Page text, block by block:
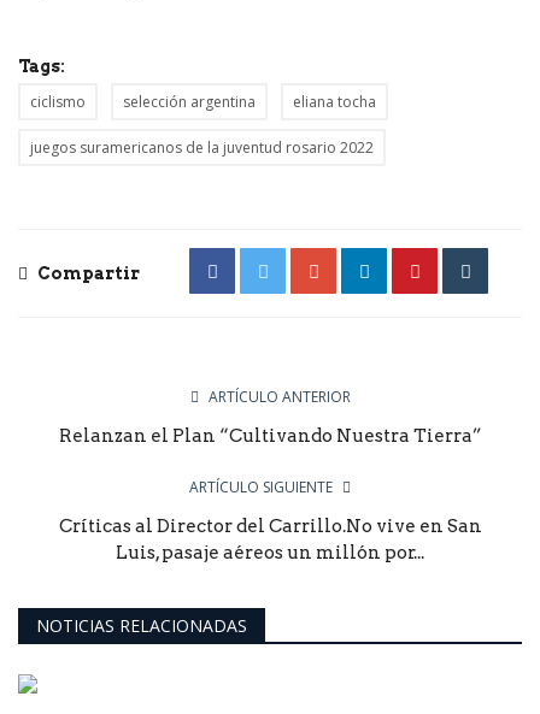
Tags:
ciclismo selección argentina eliana tocha
juegos suramericanos de la juventud rosario 2022
Compartir
ARTÍCULO ANTERIOR
Relanzan el Plan “Cultivando Nuestra Tierra”
ARTÍCULO SIGUIENTE
Críticas al Director del Carrillo.No vive en San
Luis, pasaje aéreos un millón por...
NOTICIAS RELACIONADAS